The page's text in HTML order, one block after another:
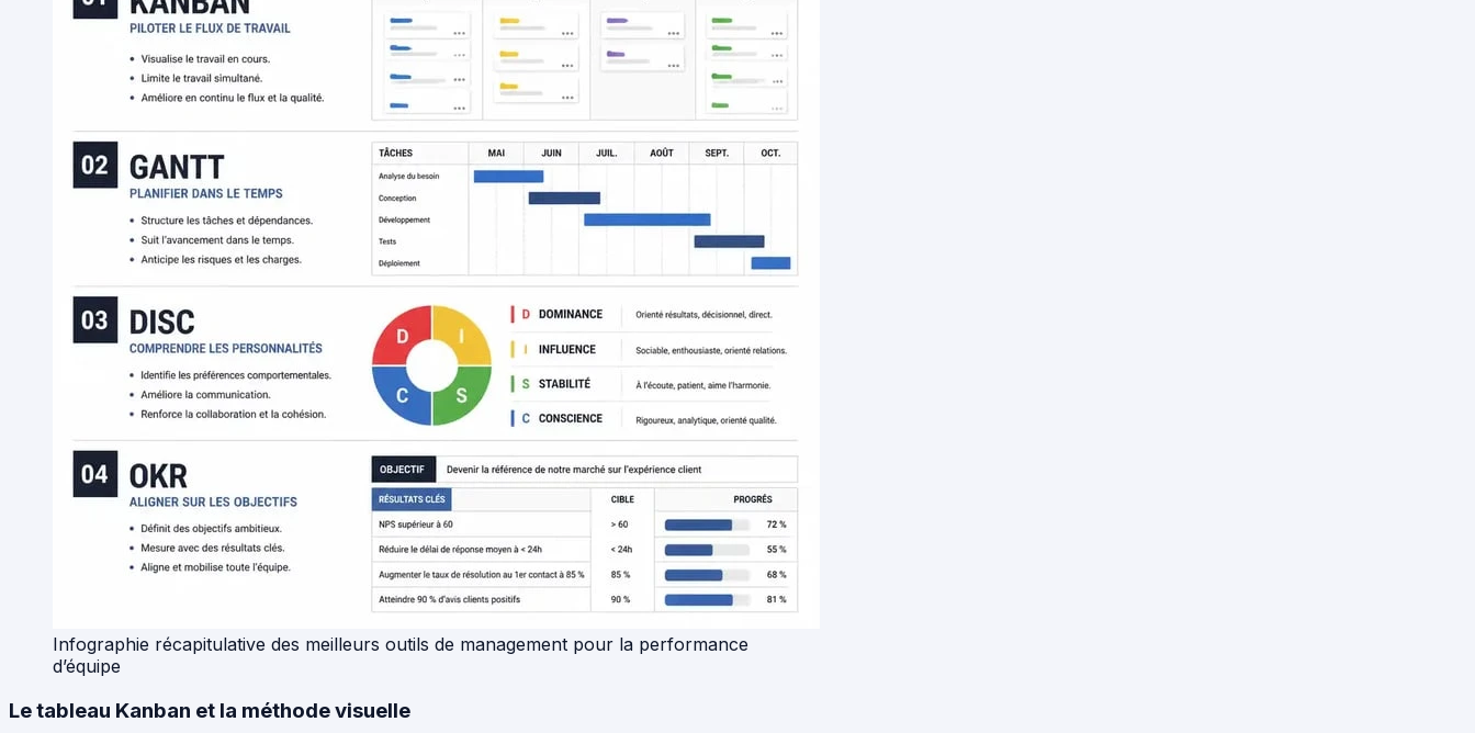
Infographie récapitulative des meilleurs outils de management pour la performance
d’équipe
Le tableau Kanban et la méthode visuelle